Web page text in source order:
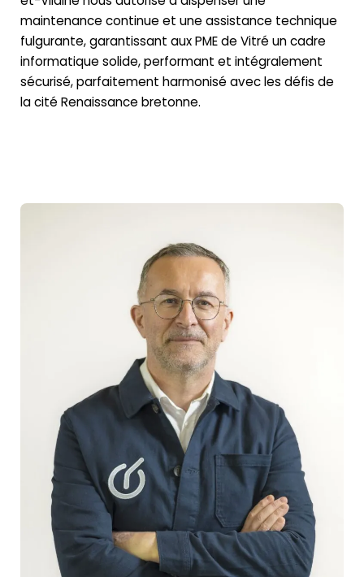
maintenance continue et une assistance technique
fulgurante, garantissant aux PME de Vitré un cadre
informatique solide, performant et intégralement
sécurisé, parfaitement harmonisé avec les défis de
la cité Renaissance bretonne.